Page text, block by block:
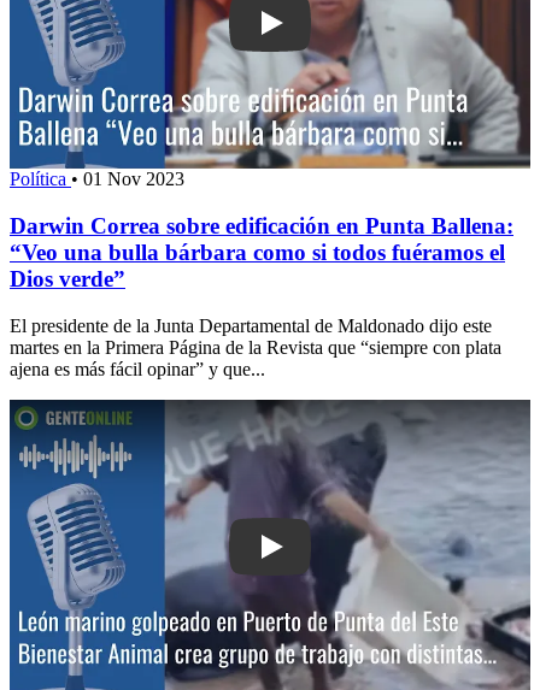
Play: Darwin Correa sobre edificación
Política • 01 Nov 2023
Darwin Correa sobre edificación en Punta Ballena:
“Veo una bulla bárbara como si todos fuéramos el
Dios verde”
El presidente de la Junta Departamental de Maldonado dijo este
martes en la Primera Página de la Revista que “siempre con plata
ajena es más fácil opinar” y que...
Play: León marino golpeado en